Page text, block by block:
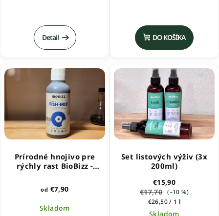
produktu
je
5,0
5
hviezdičiek.
Detail DO KOŠÍKA
Prírodné hnojivo pre
rýchly rast BioBizz -
od €7,90
Skladom
Set listových výživ (3x
200ml)
€15,90
€17,70 (–10 %)
Jednotková
cena:
€26,50 / 1 l
Skladom